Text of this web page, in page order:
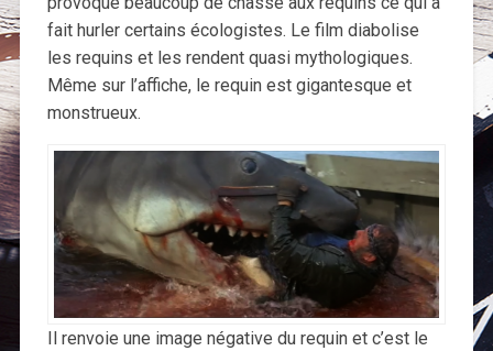
fait hurler certains écologistes. Le film diabolise
les requins et les rendent quasi mythologiques.
Même sur l’affiche, le requin est gigantesque et
monstrueux.
Il renvoie une image négative du requin et c’est le